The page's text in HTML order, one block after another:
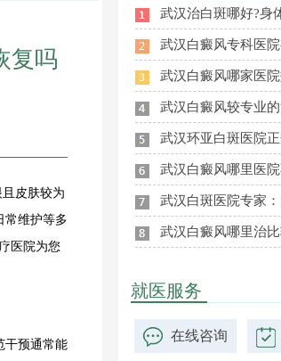
复吗
皮肤较为
常维护等多
医院为您
预通常能
武汉治白斑哪好?身
武汉白癜风专科医
武汉白癜风哪家医
武汉白癜风较专业的
武汉环亚白斑医院
武汉白癜风哪里医
武汉白斑医院专家
武汉白癜风哪里治
就医服务
在线咨询